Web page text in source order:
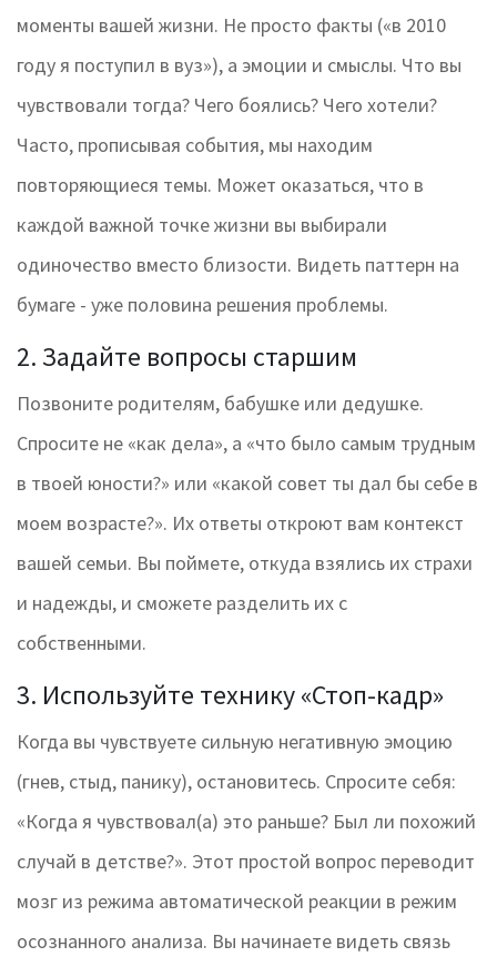
моменты вашей жизни. Не просто факты («в 2010
году я поступил в вуз»), а эмоции и смыслы. Что вы
чувствовали тогда? Чего боялись? Чего хотели?
Часто, прописывая события, мы находим
повторяющиеся темы. Может оказаться, что в
каждой важной точке жизни вы выбирали
одиночество вместо близости. Видеть паттерн на
бумаге - уже половина решения проблемы.
2. Задайте вопросы старшим
Позвоните родителям, бабушке или дедушке.
Спросите не «как дела», а «что было самым трудным
в твоей юности?» или «какой совет ты дал бы себе в
моем возрасте?». Их ответы откроют вам контекст
вашей семьи. Вы поймете, откуда взялись их страхи
и надежды, и сможете разделить их с
собственными.
3. Используйте технику «Стоп-кадр»
Когда вы чувствуете сильную негативную эмоцию
(гнев, стыд, панику), остановитесь. Спросите себя:
«Когда я чувствовал(а) это раньше? Был ли похожий
случай в детстве?». Этот простой вопрос переводит
мозг из режима автоматической реакции в режим
осознанного анализа. Вы начинаете видеть связь